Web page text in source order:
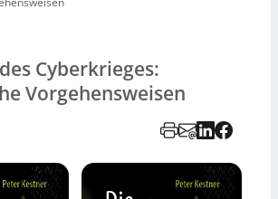
Cyberkrieges:
Vorgehensweisen